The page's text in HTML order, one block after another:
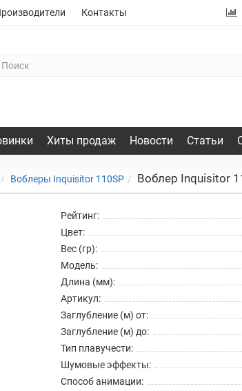
Контакты
Хиты продаж Новости Статьи
Воблеры Inquisitor 110SP Воблер Inquisitor
Рейтинг:
Цвет:
Вес (гр):
Модель:
Длина (мм):
Артикул:
Заглубление (м) от:
Заглубление (м) до:
Тип плавучести:
Шумовые эффекты:
Способ анимации: